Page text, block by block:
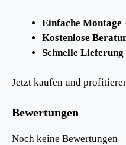
Einfache Montage
Kostenlose
Schnelle Lieferung
Jetzt kaufen und
Bewertungen
Noch keine Bewertungen